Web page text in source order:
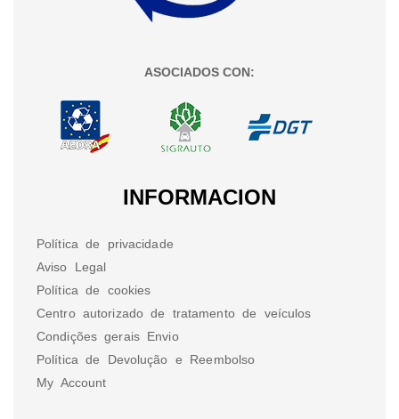
ASOCIADOS CON:
INFORMACION
Política de privacidade
Aviso Legal
Política de cookies
Centro autorizado de tratamento de veículos
Condições gerais Envio
Política de Devolução e Reembolso
My Account